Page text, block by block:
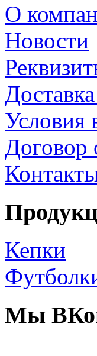
О
Новости
Условия
Договор
Кепки
Мы